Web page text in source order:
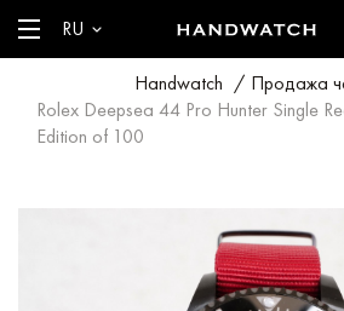
RU
Handwatch / Продажа
Rolex Deepsea 44 Pro Hunter Single
Edition of 100